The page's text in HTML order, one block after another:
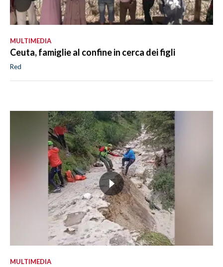
MULTIMEDIA
Ceuta, famiglie al confine in cerca dei figli
Red
MULTIMEDIA